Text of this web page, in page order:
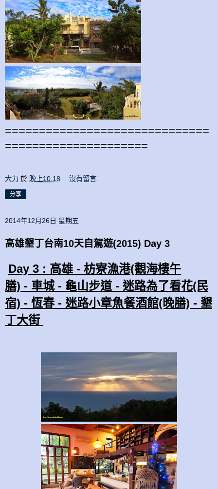
==============================
=====================
大力 於 晚上10:18 沒有留言:
分享
2014年12月26日 星期五
高雄墾丁台南10天自駕遊(2015) Day 3
Day 3 : 高雄 - 枋寮漁港(觀海樓午
膳) - 車城 - 龜山步道 - 迷路為了看花(民
宿) - 恆春 - 迷路小章魚餐酒館(晚膳) - 墾
丁大街